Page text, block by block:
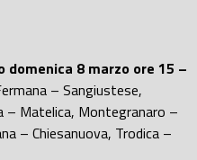
domenica 8 marzo ore 15 –
– Sangiustese,
– Matelica, Montegranaro –
– Chiesanuova, Trodica –